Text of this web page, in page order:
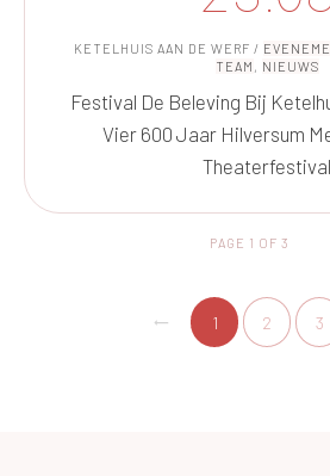
KETELHUIS AAN DE WERF /
TEAM , NIEUWS
Festival De Beleving Bij
Vier 600 Jaar Hilversum
Theaterfestival
PAGE 1 OF 3
1 2 3